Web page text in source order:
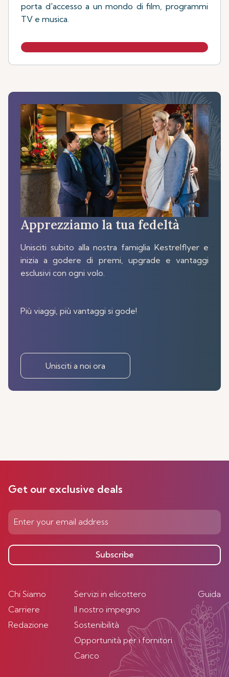
porta d'accesso a un mondo di film, programmi
TV e musica.
Apprezziamo la tua fedeltà
Unisciti subito alla nostra famiglia Kestrelflyer e
inizia a godere di premi, upgrade e vantaggi
esclusivi con ogni volo.
Più viaggi, più vantaggi si gode!
Unisciti a noi ora
Get our exclusive deals
Subscribe
Chi Siamo
Carriere
Redazione
Servizi in elicottero
Il nostro impegno
Sostenibilità
Opportunità per i fornitori
Carico
Guida